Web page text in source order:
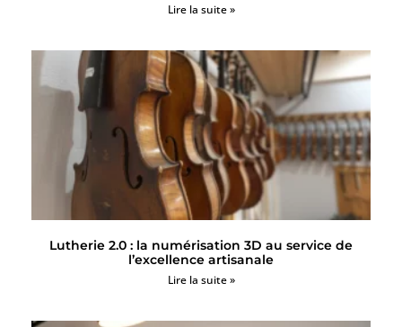
Lire la suite »
Lutherie 2.0 : la numérisation 3D au service de
l’excellence artisanale
Lire la suite »